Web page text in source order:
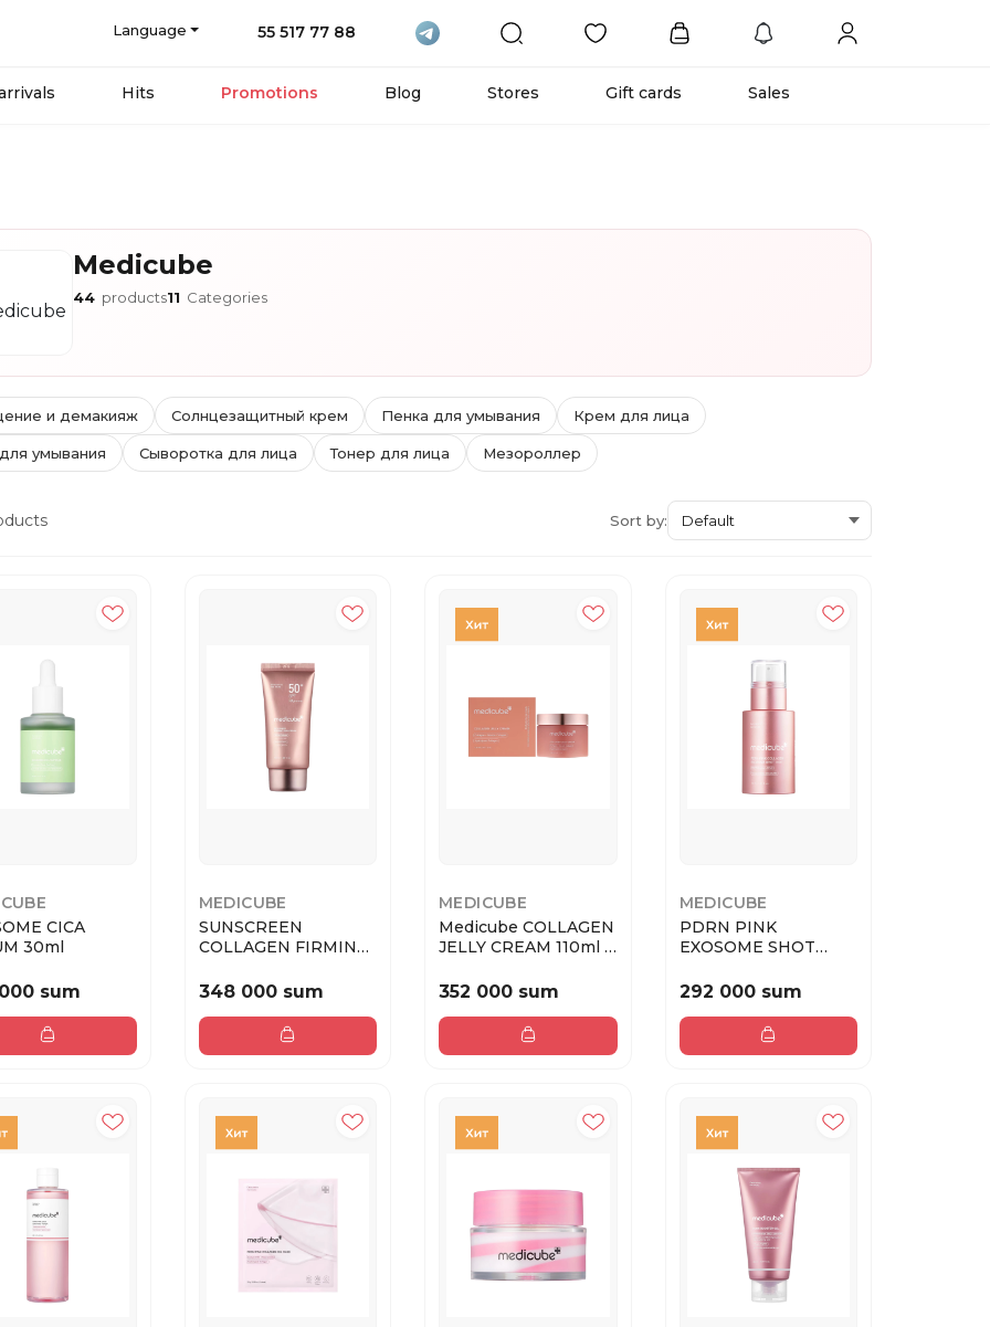
Language 55 517 77 88
Hits Promotions Blog Stores Gift cards Sales
Medicube
44 products11 Categories
и демакияж Солнцезащитный крем Пенка для умывания Крем для лица
умывания Сыворотка для лица Тонер для лица Мезороллер
Sort by:
CICA
30ml
sum
MEDICUBE
SUNSCREEN
COLLAGEN FIRMING
SPF50/PA+ 50ML
348 000 sum
MEDICUBE
Medicube COLLAGEN
JELLY CREAM 110ml /
352 000 sum
MEDICUBE
PDRN PINK
EXOSOME SHOT
292 000 sum